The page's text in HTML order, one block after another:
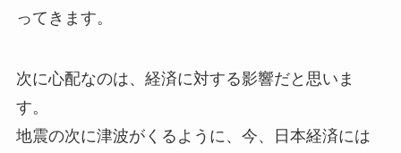
ってきます。
次に心配なのは、経済に対する影響だと思いま
す。
地震の次に津波がくるように、今、日本経済には